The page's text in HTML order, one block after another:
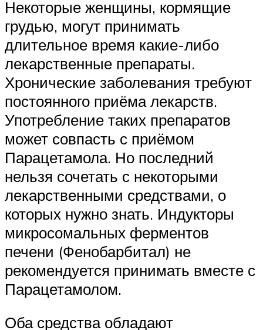
Некоторые женщины, кормящие
грудью, могут принимать
длительное время какие-либо
лекарственные препараты.
Хронические заболевания требуют
постоянного приёма лекарств.
Употребление таких препаратов
может совпасть с приёмом
Парацетамола. Но последний
нельзя сочетать с некоторыми
лекарственными средствами, о
которых нужно знать. Индукторы
микросомальных ферментов
печени (Фенобарбитал) не
рекомендуется принимать вместе с
Парацетамолом.
Оба средства обладают